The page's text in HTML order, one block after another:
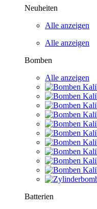
Neuheiten
Alle anzeigen
Alle anzeigen
Bomben
Alle anzeigen
Batterien